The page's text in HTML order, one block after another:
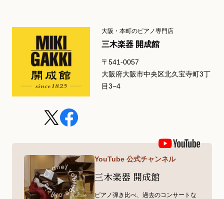
大阪・本町のピアノ専門店
三木楽器 開成館
〒541-0057
大阪府大阪市中央区北久宝寺町3丁
目3−4
YouTube 公式チャンネル
三木楽器 開成館
ピアノ弾き比べ、過去のコンサートな